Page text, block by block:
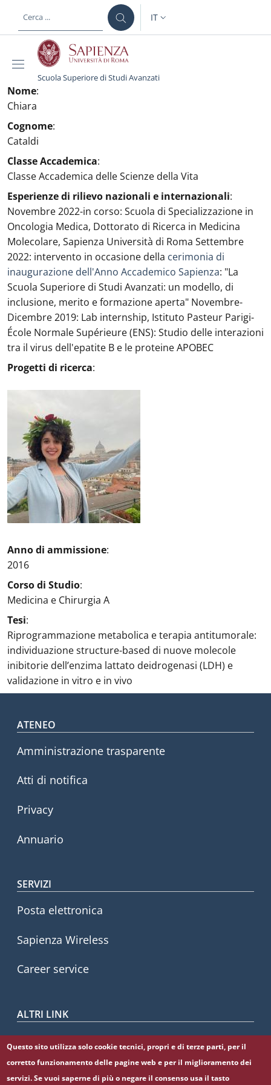
al contenuto principale
SELETTORE LINGUA:
IT
Scuola Superiore di Studi Avanzati
Nome:
Chiara
Cognome:
Cataldi
Classe Accademica:
Classe Accademica delle Scienze della Vita
Esperienze di rilievo nazionali e internazionali:
Novembre 2022-in corso: Scuola di Specializzazione in
Oncologia Medica, Dottorato di Ricerca in Medicina
Molecolare, Sapienza Università di Roma Settembre
2022: intervento in occasione della cerimonia di
inaugurazione dell'Anno Accademico Sapienza: "La
Scuola Superiore di Studi Avanzati: un modello, di
inclusione, merito e formazione aperta" Novembre-
Dicembre 2019: Lab internship, Istituto Pasteur Parigi-
École Normale Supérieure (ENS): Studio delle interazioni
tra il virus dell'epatite B e le proteine APOBEC
Progetti di ricerca:
Anno di ammissione:
2016
Corso di Studio:
Medicina e Chirurgia A
Tesi:
Riprogrammazione metabolica e terapia antitumorale:
individuazione structure-based di nuove molecole
inibitorie dell’enzima lattato deidrogenasi (LDH) e
validazione in vitro e in vivo
Footer menu
ATENEO
Amministrazione trasparente
Atti di notifica
Privacy
Annuario
SERVIZI
Posta elettronica
Sapienza Wireless
Career service
ALTRI LINK
CIAO
Sapienza Store
Questo sito utilizza solo cookie tecnici, propri e di terze parti, per il
corretto funzionamento delle pagine web e per il miglioramento dei
servizi. Se vuoi saperne di più o negare il consenso usa il tasto